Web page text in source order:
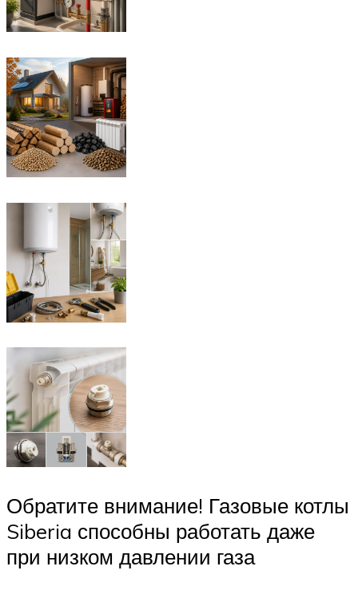
Обратите внимание! Газовые котлы
Siberia способны работать даже
при низком давлении газа